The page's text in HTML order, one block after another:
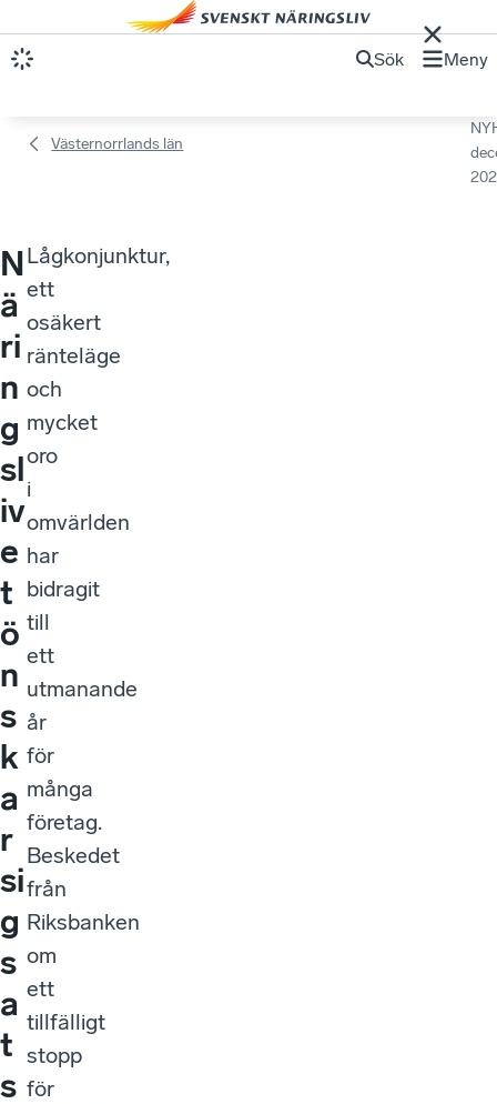
Sök Meny
Västernorrlands län
N
ä
ri
n
g
sl
iv
e
t
ö
n
s
k
a
r
si
g
s
a
t
s
Lågkonjunktur,
ett
osäkert
ränteläge
och
mycket
oro
i
omvärlden
har
bidragit
till
ett
utmanande
år
för
många
företag.
Beskedet
från
Riksbanken
om
ett
tillfälligt
stopp
för